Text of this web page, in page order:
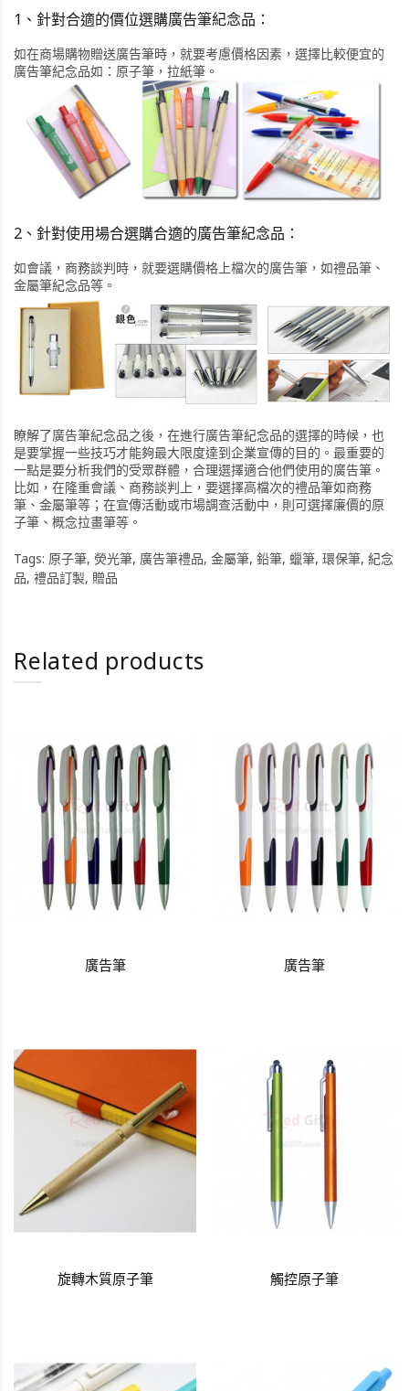
1、針對合適的價位選購廣告筆紀念品：
如在商場購物贈送廣告筆時，就要考慮價格因素，選擇比較便宜的
廣告筆紀念品如：原子筆，拉紙筆。
2、針對使用場合選購合適的廣告筆紀念品：
如會議，商務談判時，就要選購價格上檔次的廣告筆，如禮品筆、
金屬筆紀念品等。
瞭解了廣告筆紀念品之後，在進行廣告筆紀念品的選擇的時候，也
是要掌握一些技巧才能夠最大限度達到企業宣傳的目的。最重要的
一點是要分析我們的受眾群體，合理選擇適合他們使用的廣告筆。
比如，在隆重會議、商務談判上，要選擇高檔次的禮品筆如商務
筆、金屬筆等；在宣傳活動或市場調查活動中，則可選擇廉價的原
子筆、概念拉畫筆等。
Tags: 原子筆, 熒光筆, 廣告筆禮品, 金屬筆, 鉛筆, 蠟筆, 環保筆, 紀念
品, 禮品訂製, 贈品
Related products
廣告筆 廣告筆
旋轉木質原子筆 觸控原子筆